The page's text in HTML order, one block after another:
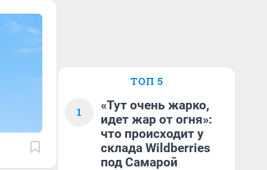
ТОП 5
1
«Тут очень жарко,
идет жар от огня»:
что происходит у
склада Wildberries
под Самарой